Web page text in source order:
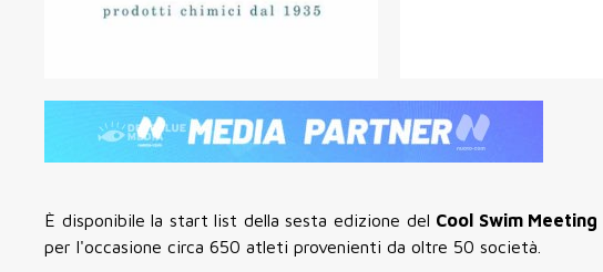
È disponibile la start list della sesta edizione del Cool Swim Meeting
per l'occasione circa 650 atleti provenienti da oltre 50 società.